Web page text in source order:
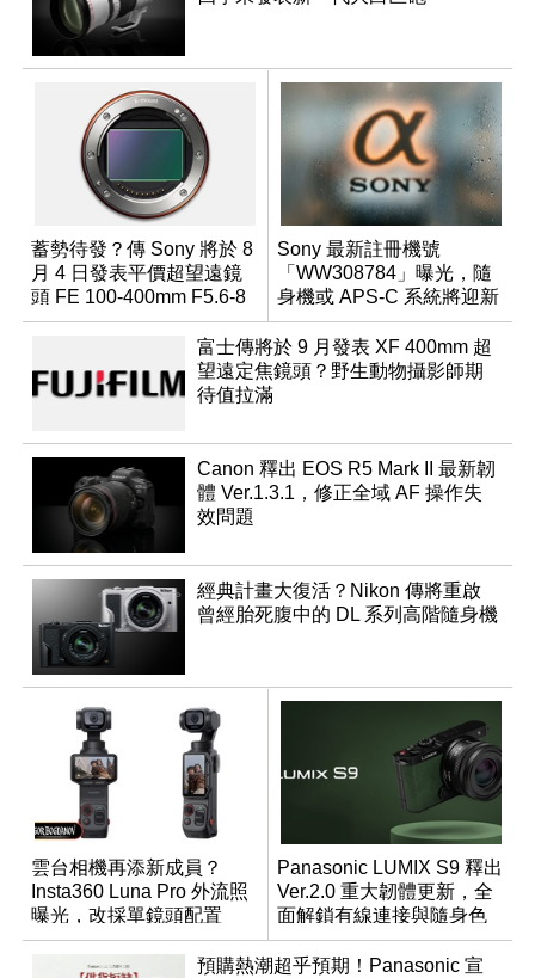
蓄勢待發？傳 Sony 將於 8
月 4 日發表平價超望遠鏡
頭 FE 100-400mm F5.6-8
Sony 最新註冊機號
「WW308784」曝光，隨
身機或 APS-C 系統將迎新
成員？
富士傳將於 9 月發表 XF 400mm 超
望遠定焦鏡頭？野生動物攝影師期
待值拉滿
Canon 釋出 EOS R5 Mark II 最新韌
體 Ver.1.3.1，修正全域 AF 操作失
效問題
經典計畫大復活？Nikon 傳將重啟
曾經胎死腹中的 DL 系列高階隨身機
雲台相機再添新成員？
Insta360 Luna Pro 外流照
曝光，改採單鏡頭配置
Panasonic LUMIX S9 釋出
Ver.2.0 重大韌體更新，全
面解鎖有線連接與隨身色
調編輯
預購熱潮超乎預期！Panasonic 宣